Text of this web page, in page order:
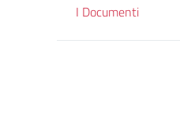
I Documenti